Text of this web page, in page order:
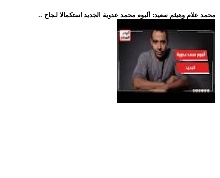
.. محمد علام وهيثم سعيد: ألبوم محمد عدوية الجديد استكمالا لنجاح